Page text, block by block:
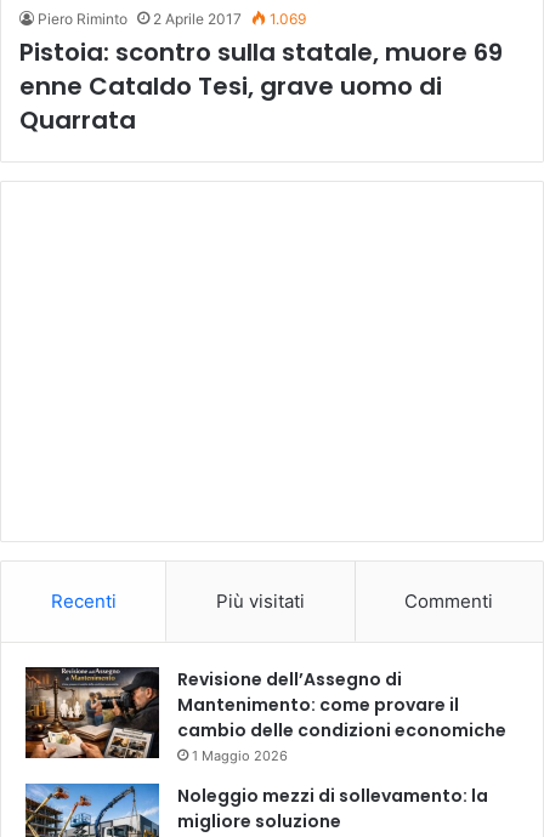
Piero Riminto 2 Aprile 2017 1.069
Pistoia: scontro sulla statale, muore 69
enne Cataldo Tesi, grave uomo di
Quarrata
Recenti Più visitati Commenti
Revisione dell’Assegno di
Mantenimento: come provare il
cambio delle condizioni economiche
1 Maggio 2026
Noleggio mezzi di sollevamento: la
migliore soluzione